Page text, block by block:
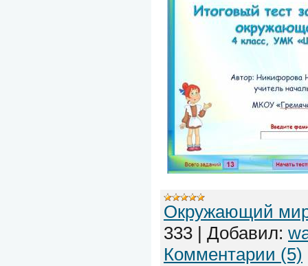
Окружающий
333 | Добавил:
Комментарии (5)